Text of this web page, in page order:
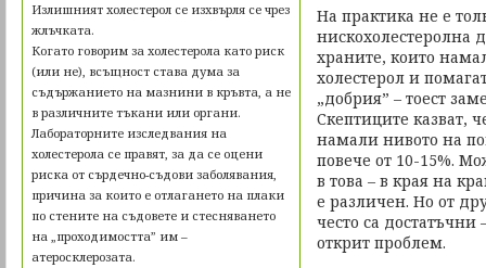
Излишният холестерол се изхвърля се чрез
жлъчката.
Когато говорим за холестерола като риск
(или не), всъщност става дума за
съдържанието на мазнини в кръвта, а не
в различните тъкани или органи.
Лабораторните изследвания на
холестерола се правят, за да се оцени
риска от сърдечно-съдови заболявания,
причина за които е отлагането на плаки
по стените на съдовете и стесняването
на „проходимостта” им –
атеросклерозата.
На практика не е
нискохолестеролна
храните, които
холестерол и
„добрия” – тоест
Скептиците казват,
намали нивото на
повече от 10-15%.
в това – в края на
е различен. Но от
често са достатъчни
открит проблем.